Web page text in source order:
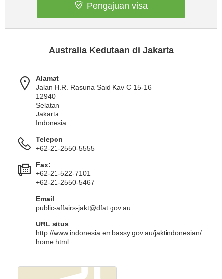
Pengajuan visa
Australia Kedutaan di Jakarta
Alamat
Jalan H.R. Rasuna Said Kav C 15-16
12940
Selatan
Jakarta
Indonesia
Telepon
+62-21-2550-5555
Fax:
+62-21-522-7101
+62-21-2550-5467
Email
public-affairs-jakt@dfat.gov.au
URL situs
http://www.indonesia.embassy.gov.au/jaktindonesian/
home.html